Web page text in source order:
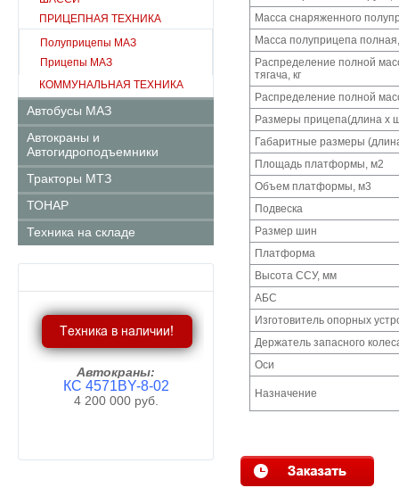
ПРИЦЕПНАЯ ТЕХНИКА
Полуприцепы МАЗ
Прицепы МАЗ
КОММУНАЛЬНАЯ ТЕХНИКА
Автобусы МАЗ
Автокраны и
Автогидроподъемники
Тракторы МТЗ
ТОНАР
Техника на складе
Автокраны:
КС 4571BY-8-02
4 200 000 руб.
Масса снаряженного
Масса полуприцепа полная,
Распределение полной
тягача, кг
Распределение полной
Размеры прицепа(длина х
Габаритные размеры
Площадь платформы, м2
Объем платформы, м3
Подвеска
Размер шин
Платформа
Высота ССУ, мм
АБС
Изготовитель опорных
Держатель запасного
Оси
Назначение